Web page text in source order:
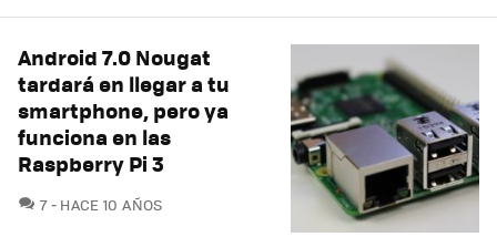
Android 7.0 Nougat
tardará en llegar a tu
smartphone, pero ya
funciona en las
Raspberry Pi 3
7COMENTARIOS
HACE 10 AÑOS